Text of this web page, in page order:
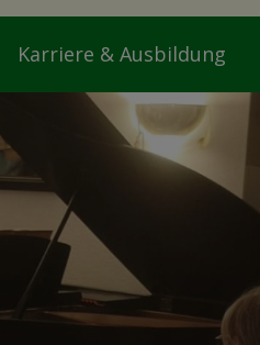
Karriere & Ausbildung